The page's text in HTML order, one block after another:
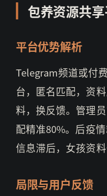
包养资源共
平台优势解析
Telegram频道或付
台，匿名匹配，资
料，换反馈。管理
配精准80%。后疫
信息滞后，女孩资料
局限与用户反馈